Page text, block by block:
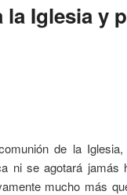
Iglesia y
de la
ni se agotará jamás
mucho más